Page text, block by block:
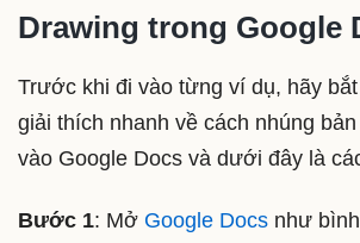
Drawing trong Google
Trước khi đi vào từng ví dụ, hãy
giải thích nhanh về cách nhúng
vào Google Docs và dưới đây là
Bước 1: Mở Google Docs như